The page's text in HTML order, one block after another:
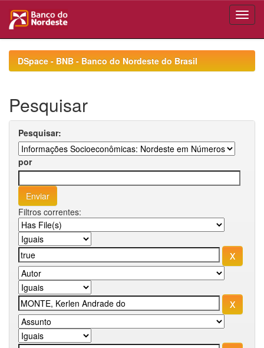
navigationDSpace - BNB - Banco do Nordeste do Brasil
Pesquisar
Pesquisar:
por
Filtros correntes: